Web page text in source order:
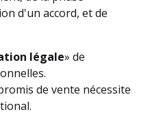
d'un accord, et de
légale» de
de vente nécessite